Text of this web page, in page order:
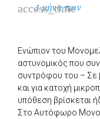
access_time
1 μήνα πριν
Ενώπιον του
αστυνομικός που
συντρόφου του – Σε
και για κατοχή
υπόθεση βρίσκεται
Στο Αυτόφωρο